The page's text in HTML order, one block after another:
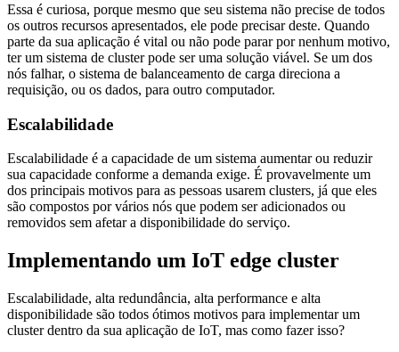
Essa é curiosa, porque mesmo que seu sistema não precise de todos
os outros recursos apresentados, ele pode precisar deste. Quando
parte da sua aplicação é vital ou não pode parar por nenhum motivo,
ter um sistema de cluster pode ser uma solução viável. Se um dos
nós falhar, o sistema de balanceamento de carga direciona a
requisição, ou os dados, para outro computador.
Escalabilidade
Escalabilidade é a capacidade de um sistema aumentar ou reduzir
sua capacidade conforme a demanda exige. É provavelmente um
dos principais motivos para as pessoas usarem clusters, já que eles
são compostos por vários nós que podem ser adicionados ou
removidos sem afetar a disponibilidade do serviço.
Implementando um IoT edge cluster
Escalabilidade, alta redundância, alta performance e alta
disponibilidade são todos ótimos motivos para implementar um
cluster dentro da sua aplicação de IoT, mas como fazer isso?